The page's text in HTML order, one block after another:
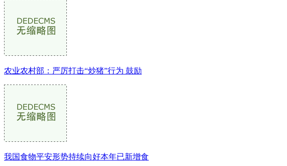
农业农村部：严厉打击“炒猪”行为 鼓励
我国食物平安形势持续向好本年已新增食